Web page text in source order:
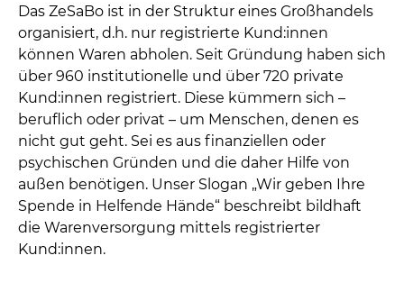
Das ZeSaBo ist in der Struktur eines Großhandels
organisiert, d.h. nur registrierte Kund:innen
können Waren abholen. Seit Gründung haben sich
über 960 institutionelle und über 720 private
Kund:innen registriert. Diese kümmern sich –
beruflich oder privat – um Menschen, denen es
nicht gut geht. Sei es aus finanziellen oder
psychischen Gründen und die daher Hilfe von
außen benötigen. Unser Slogan „Wir geben Ihre
Spende in Helfende Hände“ beschreibt bildhaft
die Warenversorgung mittels registrierter
Kund:innen.